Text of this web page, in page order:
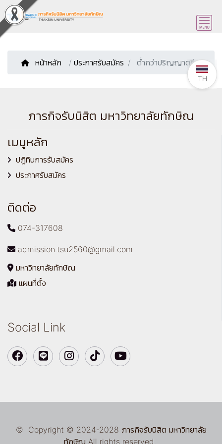
หน้าหลัก / ประกาศรับสมัคร ต่ำกว่าปริญญาตรี
ภารกิจรับนิสิต มหาวิทยาลัยทักษิณ
เมนูหลัก
ปฏิทินการรับสมัคร
ประกาศรับสมัคร
ติดต่อ
074-317608
admission.tsu2560@gmail.com
มหาวิทยาลัยทักษิณ
แผนที่ตั้ง
Social Link
© Copyright © 2024-2028 ภารกิจรับนิสิต มหาวิทยาลัย
ทักษิณ All rights reserved.
TH